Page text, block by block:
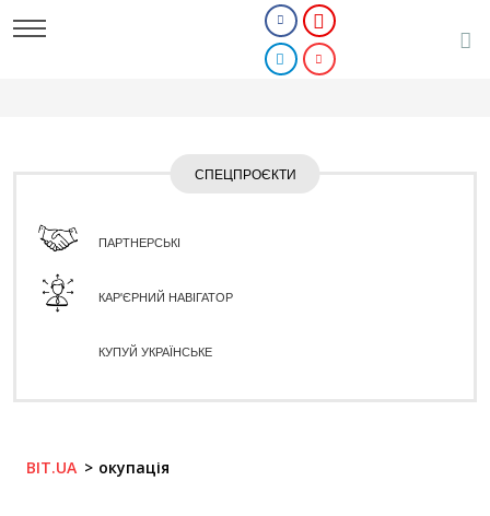
СПЕЦПРОЄКТИ
ПАРТНЕРСЬКІ
КАР'ЄРНИЙ НАВІГАТОР
КУПУЙ УКРАЇНСЬКЕ
BIT.UA окупація